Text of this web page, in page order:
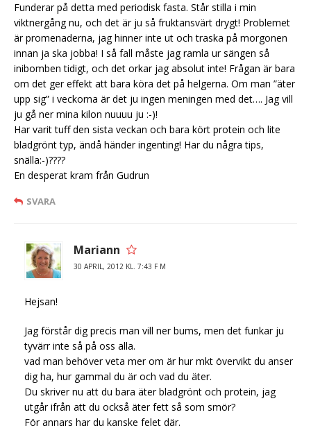
Funderar på detta med periodisk fasta. Står stilla i min
viktnergång nu, och det är ju så fruktansvärt drygt! Problemet
är promenaderna, jag hinner inte ut och traska på morgonen
innan ja ska jobba! I så fall måste jag ramla ur sängen så
inibomben tidigt, och det orkar jag absolut inte! Frågan är bara
om det ger effekt att bara köra det på helgerna. Om man ”äter
upp sig” i veckorna är det ju ingen meningen med det…. Jag vill
ju gå ner mina kilon nuuuu ju :-)!
Har varit tuff den sista veckan och bara kört protein och lite
bladgrönt typ, ändå händer ingenting! Har du några tips,
snälla:-)????
En desperat kram från Gudrun
SVARA
Mariann
30 APRIL, 2012 KL. 7:43 F M
Hejsan!
Jag förstår dig precis man vill ner bums, men det funkar ju
tyvärr inte så på oss alla.
vad man behöver veta mer om är hur mkt övervikt du anser
dig ha, hur gammal du är och vad du äter.
Du skriver nu att du bara äter bladgrönt och protein, jag
utgår ifrån att du också äter fett så som smör?
För annars har du kanske felet där.